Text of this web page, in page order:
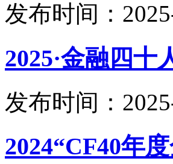
发布时间：
2025·金融四
发布时间：
2024“CF40年